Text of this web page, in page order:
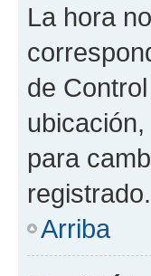
La hora
de
para
Arriba